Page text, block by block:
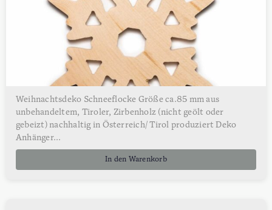
Weihnachtsdeko Schneeflocke Größe ca.85 mm aus
unbehandeltem, Tiroler, Zirbenholz (nicht geölt oder
gebeizt) nachhaltig in Österreich/ Tirol produziert Deko
Anhänger...
In den Warenkorb